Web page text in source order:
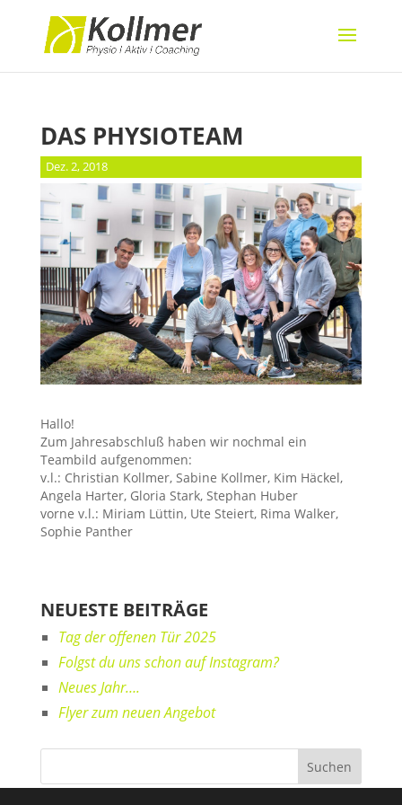
DAS PHYSIOTEAM
Dez. 2, 2018
Hallo!
Zum Jahresabschluß haben wir nochmal ein
Teambild aufgenommen:
v.l.: Christian Kollmer, Sabine Kollmer, Kim Häckel,
Angela Harter, Gloria Stark, Stephan Huber
vorne v.l.: Miriam Lüttin, Ute Steiert, Rima Walker,
Sophie Panther
NEUESTE BEITRÄGE
Tag der offenen Tür 2025
Folgst du uns schon auf Instagram?
Neues Jahr….
Flyer zum neuen Angebot